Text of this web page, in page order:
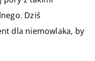
Dziś
dla niemowlaka, by